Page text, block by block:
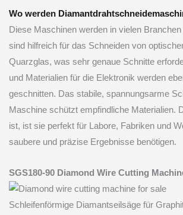
Wo werden
Diese Maschinen werden in vielen
sind hilfreich für das Schneiden von
Quarzglas, was sehr genaue Schnitte
und Materialien für die Elektronik werden
geschnitten. Das stabile, spannungsarme
Maschine schützt empfindliche Materialien.
ist, ist sie perfekt für Labore, Fabriken und
saubere und präzise Ergebnisse benötigen.
SGS180-90 Diamond Wire Cutting
Schleifenförmige Diamantseilsäge für